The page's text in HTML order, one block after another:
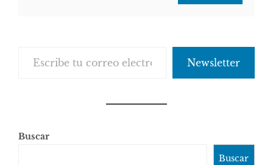
Newsletter
Buscar
Buscar